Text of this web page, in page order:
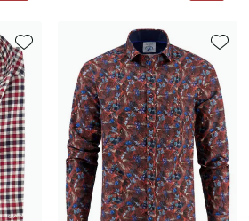
Toevoegen aan favorieten